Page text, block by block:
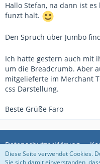
Hallo Stefan, na dann ist es
funzt halt.
Den Spruch über Jumbo
Ich hatte gestern auch mit
um die Breadcrumb. Aber
mitgelieferte im Merchant
css Darstellung.
Beste Grüße Faro
Datenschutzerklärung
Diese Seite verwendet Cookies.
Sie sich damit einverstanden,